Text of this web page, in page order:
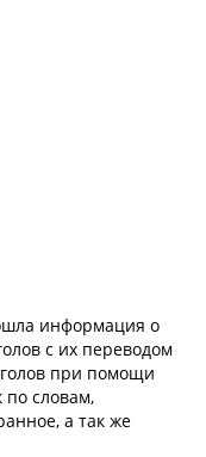
информация о
с их переводом
при помощи
по словам,
а так же